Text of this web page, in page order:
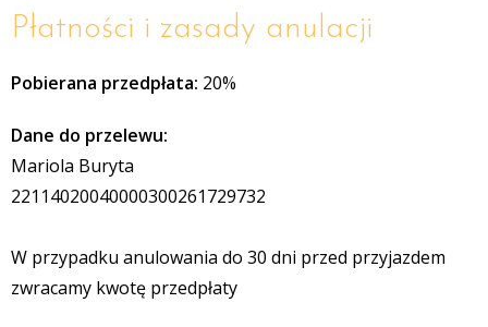
Płatności i zasady anulacji
Pobierana przedpłata: 20%
Dane do przelewu:
Mariola Buryta
22114020040000300261729732
W przypadku anulowania do 30 dni przed przyjazdem
zwracamy kwotę przedpłaty